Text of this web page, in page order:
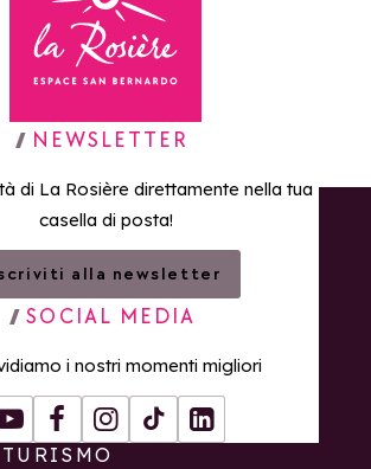
Torna alla home page
NEWSLETTER
di La Rosière direttamente nella tua
casella di posta!
alla newsletter
SOCIAL MEDIA
i nostri momenti migliori
FacebookInstagram
Tiktok LinkedIn